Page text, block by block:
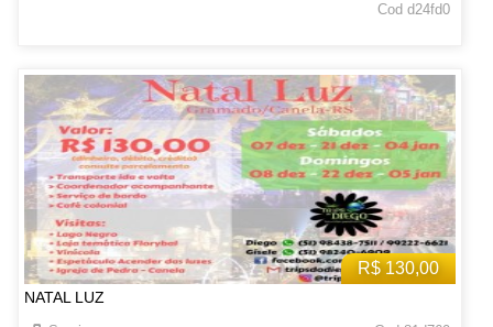
Cod d24fd0
R$ 130,00
NATAL LUZ